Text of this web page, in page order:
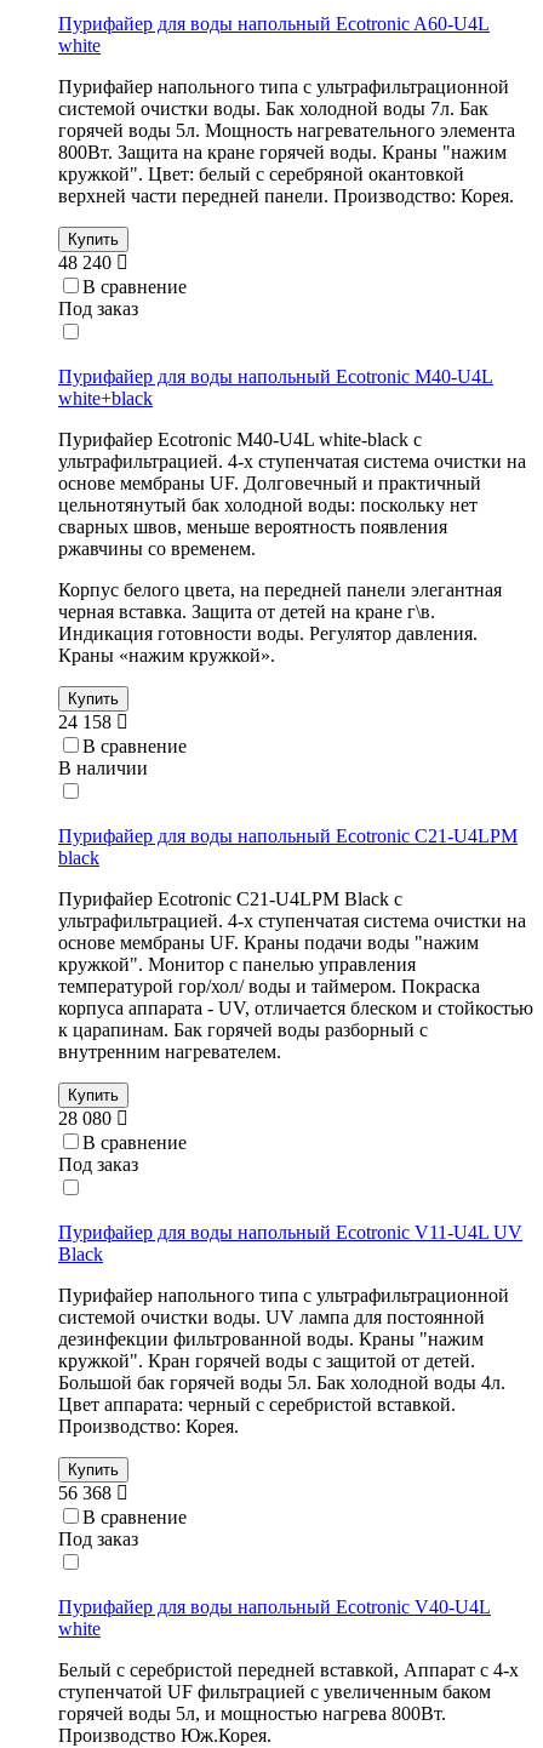
Пурифайер для воды напольный Ecotronic A60-U4L
white
Пурифайер напольного типа с ультрафильтрационной
системой очистки воды. Бак холодной воды 7л. Бак
горячей воды 5л. Мощность нагревательного элемента
800Вт. Защита на кране горячей воды. Краны "нажим
кружкой". Цвет: белый с серебряной окантовкой
верхней части передней панели. Производство: Корея.
Купить
48 240
В сравнение
Под заказ
Пурифайер для воды напольный Ecotronic M40-U4L
white+black
Пурифайер Ecotronic M40-U4L white-black с
ультрафильтрацией. 4-х ступенчатая система очистки на
основе мембраны UF. Долговечный и практичный
цельнотянутый бак холодной воды: поскольку нет
сварных швов, меньше вероятность появления
ржавчины со временем.
Корпус белого цвета, на передней панели элегантная
черная вставка. Защита от детей на кране г\в.
Индикация готовности воды. Регулятор давления.
Краны «нажим кружкой».
Купить
24 158
В сравнение
В наличии
Пурифайер для воды напольный Ecotronic C21-U4LPM
black
Пурифайер Ecotronic C21-U4LPM Black с
ультрафильтрацией. 4-х ступенчатая система очистки на
основе мембраны UF. Краны подачи воды "нажим
кружкой". Монитор с панелью управления
температурой гор/хол/ воды и таймером. Покраска
корпуса аппарата - UV, отличается блеском и стойкостью
к царапинам. Бак горячей воды разборный с
внутренним нагревателем.
Купить
28 080
В сравнение
Под заказ
Пурифайер для воды напольный Ecotronic V11-U4L UV
Black
Пурифайер напольного типа с ультрафильтрационной
системой очистки воды. UV лампа для постоянной
дезинфекции фильтрованной воды. Краны "нажим
кружкой". Кран горячей воды с защитой от детей.
Большой бак горячей воды 5л. Бак холодной воды 4л.
Цвет аппарата: черный с серебристой вставкой.
Производство: Корея.
Купить
56 368
В сравнение
Под заказ
Пурифайер для воды напольный Ecotronic V40-U4L
white
Белый с серебристой передней вставкой, Аппарат с 4-х
ступенчатой UF фильтрацией с увеличенным баком
горячей воды 5л, и мощностью нагрева 800Вт.
Производство Юж.Корея.